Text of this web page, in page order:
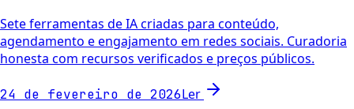
Sete ferramentas de IA criadas para conteúdo,
agendamento e engajamento em redes sociais. Curadoria
honesta com recursos verificados e preços públicos.
24 de fevereiro de 2026Ler